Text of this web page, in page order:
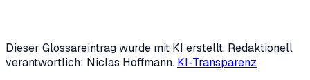
Dieser Glossareintrag wurde mit KI erstellt. Redaktionell
verantwortlich: Niclas Hoffmann. KI-Transparenz